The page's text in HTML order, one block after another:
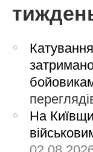
На